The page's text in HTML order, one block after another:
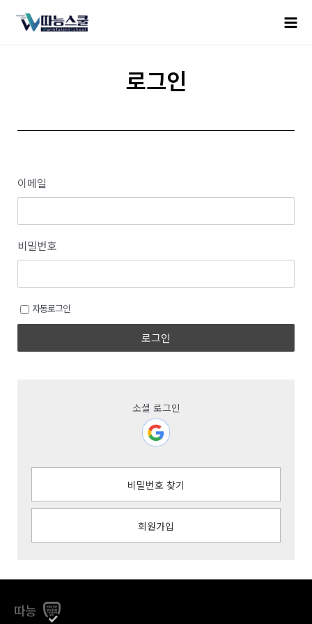
로그인
이메일
비밀번호
자동로그인
로그인
소셜 로그인
비밀번호 찾기
회원가입
따능